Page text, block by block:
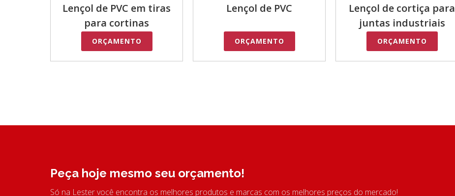
Lençol de PVC em tiras
para cortinas
ORÇAMENTO
Lençol de PVC
ORÇAMENTO
Lençol de cortiça para
juntas industriais
ORÇAMENTO
Peça hoje mesmo seu orçamento!
Só na Lester você encontra os melhores produtos e marcas com os melhores preços do mercado!